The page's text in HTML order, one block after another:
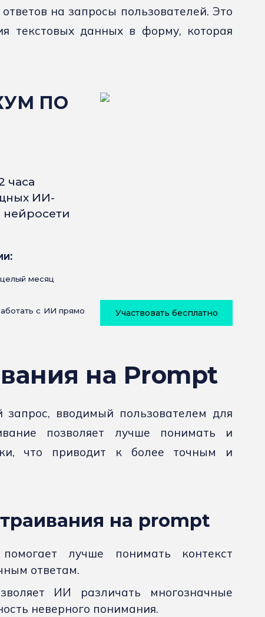
на запросы пользователей. Это
текстовых данных в форму, которая
ПО
часа
ИИ-
месяц
с ИИ прямо
Участвовать бесплатно
на Prompt
запрос, вводимый пользователем для
позволяет лучше понимать и
что приводит к более точным и
на prompt
лучше понимать контекст
ответам.
ИИ различать многозначные
неверного понимания.